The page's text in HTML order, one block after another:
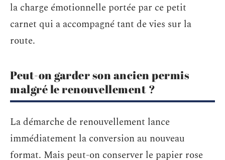
la charge émotionnelle portée par ce petit
carnet qui a accompagné tant de vies sur la
route.
Peut-on garder son ancien permis
malgré le renouvellement ?
La démarche de renouvellement lance
immédiatement la conversion au nouveau
format. Mais peut-on conserver le papier rose